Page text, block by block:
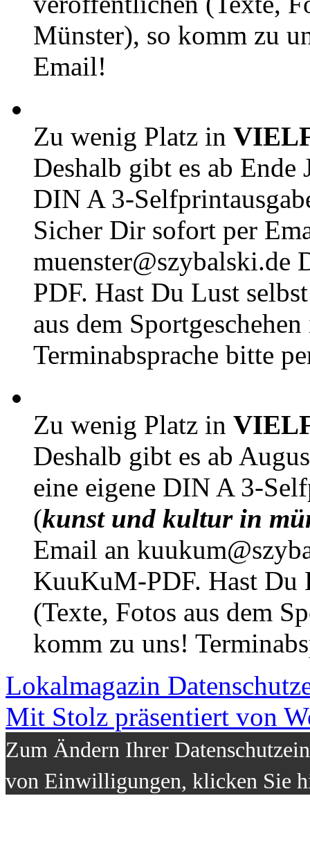
Münster), so komm zu
Email!
Zu wenig Platz in
Deshalb gibt es ab Ende
DIN A 3-
Sicher Dir sofort per
muenster@szybalski.de
PDF. Hast Du Lust
aus dem
Terminabsprache bitte
Zu wenig Platz in
Deshalb gibt es ab
eine eigene DIN A 3-
(kunst und kultur in
Email an
KuuKuM-PDF. Hast Du
(Texte, Fotos aus dem
komm zu uns!
Lokalmagazin
Mit Stolz präsentiert von
Zum Ändern Ihrer
von Einwilligungen, klicken Sie